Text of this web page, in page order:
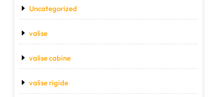
Uncategorized
valise
valise cabine
valise rigide